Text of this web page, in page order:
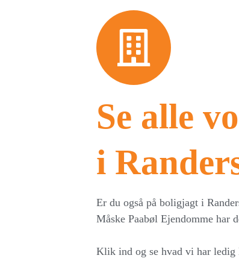
Se alle
i
Er du også på boligjagt i
Måske Paabøl Ejendomme har
Klik ind og se hvad vi har